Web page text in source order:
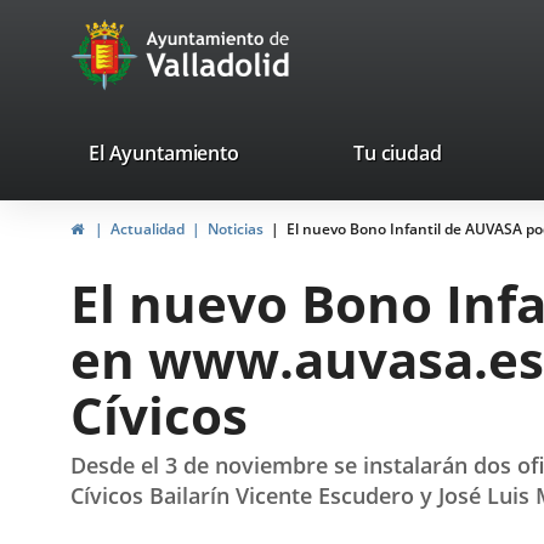
Portal
Web
Ayuntamiento
de
valladolid.es
El Ayuntamiento Tu ciudad
InicioActualidad Noticias El nuevo Bono Infantil de AUVASA
El nuevo Bono
en
Cívicos
Desde el 3 de noviembre se instalarán dos
Cívicos Bailarín Vicente Escudero y José Luis